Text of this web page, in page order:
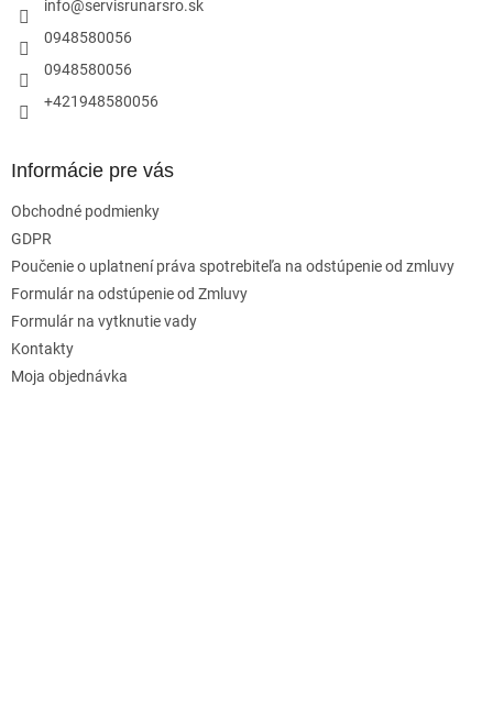
info@servisrunarsro.sk
0948580056
0948580056
+421948580056
Informácie pre vás
Obchodné podmienky
GDPR
Poučenie o uplatnení práva spotrebiteľa na odstúpenie od zmluvy
Formulár na odstúpenie od Zmluvy
Formulár na vytknutie vady
Kontakty
Moja objednávka